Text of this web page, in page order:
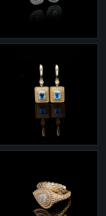
Серьги 2-669 из белого
золота с бриллиантами
Серьги 2-774 из желтого
золота с топазами и
бриллиантами